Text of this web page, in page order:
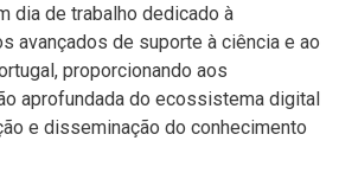
dia de trabalho dedicado à
avançados de suporte à ciência e ao
proporcionando aos
aprofundada do ecossistema digital
e disseminação do conhecimento